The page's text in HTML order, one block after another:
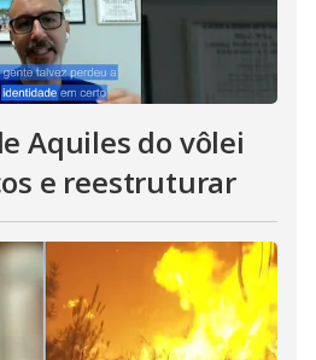
Aquiles do vôlei
e reestruturar